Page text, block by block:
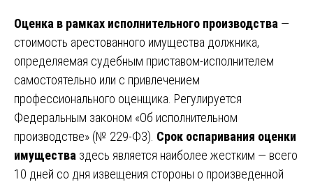
Оценка в рамках исполнительного производства —
стоимость арестованного имущества должника,
определяемая судебным приставом-исполнителем
самостоятельно или с привлечением
профессионального оценщика. Регулируется
Федеральным законом «Об исполнительном
производстве» (№ 229-ФЗ). Срок оспаривания оценки
имущества здесь является наиболее жестким — всего
10 дней со дня извещения стороны о произведенной